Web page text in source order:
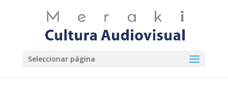
Seleccionar página